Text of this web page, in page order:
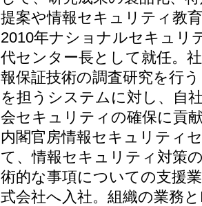
提案や情報セキュリティ教
2010年ナショナルセキュリ
代センター長として就任。
報保証技術の調査研究を行
を担うシステムに対し、自
会セキュリティの確保に貢
内閣官房情報セキュリティ
て、情報セキュリティ対策
術的な事項についての支援
式会社へ入社。組織の業務